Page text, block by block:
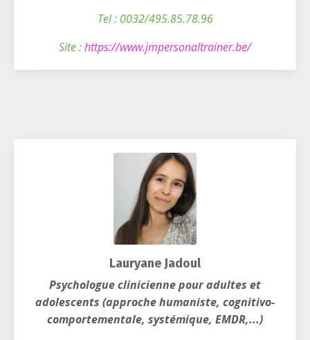
Tel : 0032/495.85.78.96
Site :https://www.jmpersonaltrainer.be/
Lauryane Jadoul
Psychologue clinicienne pour adultes et
adolescents (approche humaniste, cognitivo-
comportementale, systémique, EMDR,...)